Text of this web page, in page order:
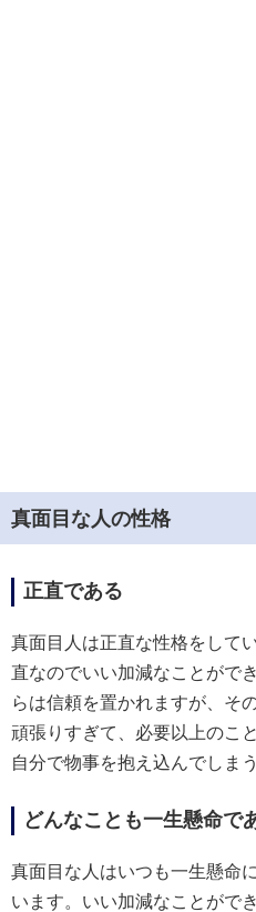
真面目な人の性格
正直である
真面目人は正直な性格をして
直なのでいい加減なことがで
らは信頼を置かれますが、そ
頑張りすぎて、必要以上のこ
自分で物事を抱え込んでしま
どんなことも一生懸命で
真面目な人はいつも一生懸命
います。いい加減なことがで